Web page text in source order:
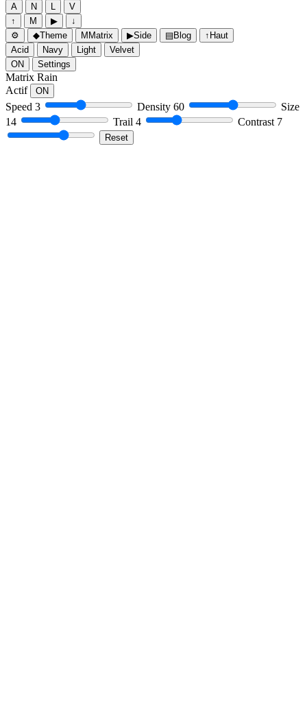
A N L
V
↑
M ▶
↓
⚙
◆Theme M Matrix ▶Side ▤Blog ↑ Haut
Acid
Navy Light
Velvet
ON
Settings
Matrix Rain
Actif
ON
Speed 3 Density 60
Size
14
Trail 4 Contrast 7
Reset